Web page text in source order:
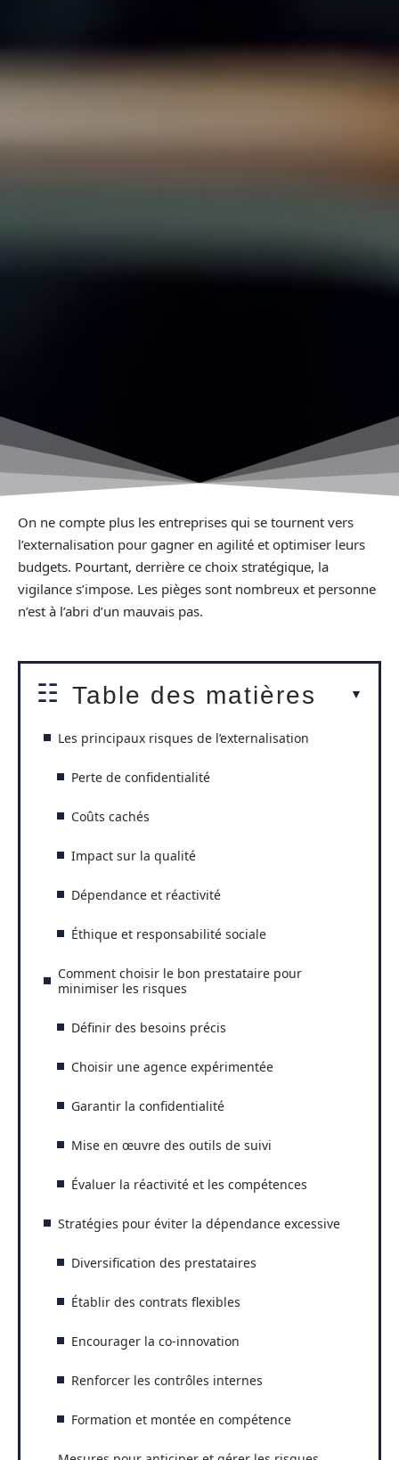
On ne compte plus les entreprises qui se tournent vers
l’externalisation pour gagner en agilité et optimiser leurs
budgets. Pourtant, derrière ce choix stratégique, la
vigilance s’impose. Les pièges sont nombreux et personne
n’est à l’abri d’un mauvais pas.
Table des matières
Les principaux risques de l’externalisation
Perte de confidentialité
Coûts cachés
Impact sur la qualité
Dépendance et réactivité
Éthique et responsabilité sociale
Comment choisir le bon prestataire pour
minimiser les risques
Définir des besoins précis
Choisir une agence expérimentée
Garantir la confidentialité
Mise en œuvre des outils de suivi
Évaluer la réactivité et les compétences
Stratégies pour éviter la dépendance excessive
Diversification des prestataires
Établir des contrats flexibles
Encourager la co-innovation
Renforcer les contrôles internes
Formation et montée en compétence